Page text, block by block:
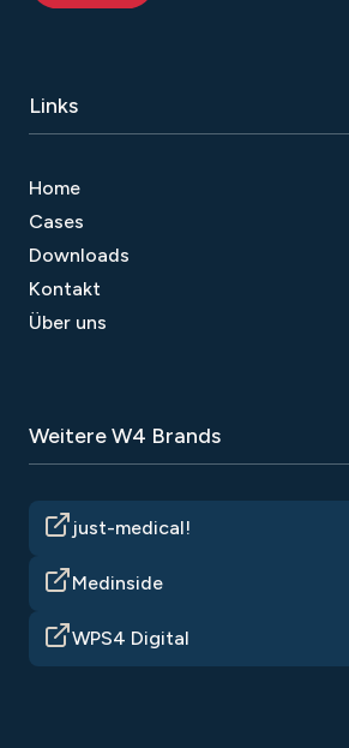
Links
Home
Cases
Downloads
Kontakt
Über uns
Weitere W4 Brands
just-medical!
Medinside
WPS4 Digital